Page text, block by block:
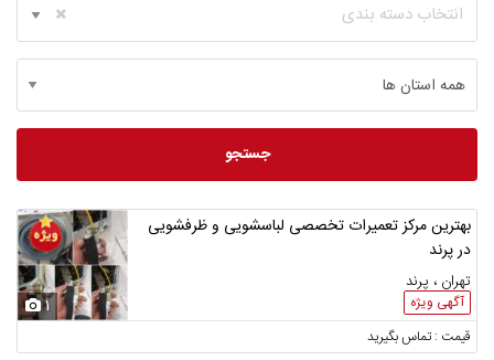
انتخاب دسته بندی
جستجو
بهترین مرکز تعمیرات تخصصی لباسشویی و ظرفشویی
در پرند
تهران ، پرند
آگهی ویژه 1
قیمت : تماس بگیرید